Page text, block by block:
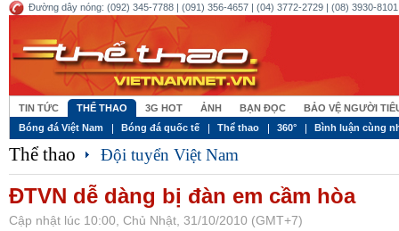
Đường dây nóng: (092) 345-7788 | (091) 356-4657 | (04) 3772-2729 | (08) 3930-
TIN TỨC THỂ THAO 3G HOT ẢNH BẠN ĐỌC
BẢO VỆ NGƯỜI
Bóng đá Việt Nam
Bóng đá quốc tế Thể thao 360° Bình luận cùng
Thể thao Đội tuyển Việt Nam
ĐTVN dễ dàng bị đàn em cầm hòa
Cập nhật lúc 10:00, Chủ Nhật, 31/10/2010 (GMT+7)